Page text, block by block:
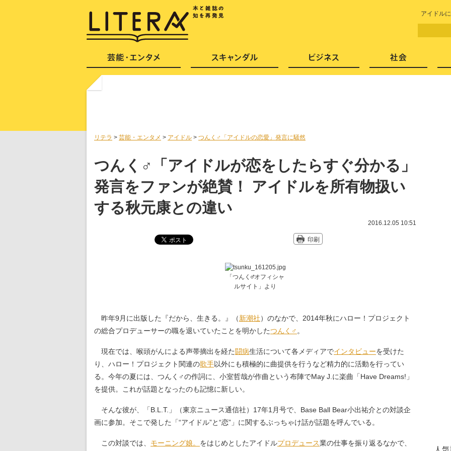
アイドル
リテラ > 芸能・エンタメ > アイドル > つんく♂「アイドルの恋愛」発言に騒然
つんく♂「アイドルが恋をしたらすぐ分かる」
発言をファンが絶賛！ アイドルを所有物扱い
する秋元康との違い
2016.12.05 10:51
印刷
「つんく♂オフィシャ
ルサイト」より
昨年9月に出版した『だから、生きる。』（新潮社）のなかで、2014年秋にハロー！プロジェクト
の総合プロデューサーの職を退いていたことを明かしたつんく♂ 。
現在では、喉頭がんによる声帯摘出を経た闘病生活について各メディアでインタビューを受けた
り、ハロー！プロジェクト関連の歌手以外にも積極的に曲提供を行うなど精力的に活動を行ってい
る。今年の夏には、つんく♂の作詞に、小室哲哉が作曲という布陣でMay J.に楽曲「Have Dreams!」
を提供。これが話題となったのも記憶に新しい。
そんな彼が、「B.L.T.」（東京ニュース通信社）17年1月号で、Base Ball Bear小出祐介との対談企
画に参加。そこで発した「“アイドル”と“恋”」に関するぶっちゃけ話が話題を呼んでいる。
この対談では、 モーニング娘。 をはじめとしたアイドルプロデュース業の仕事を振り返るなかで、
芸能・エンタメ スキャンダル